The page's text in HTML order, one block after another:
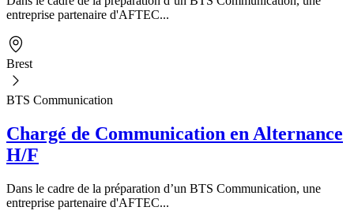
entreprise partenaire d'AFTEC...
Brest
BTS Communication
Chargé de Communication en Alternance
H/F
Dans le cadre de la préparation d’un BTS Communication, une
entreprise partenaire d'AFTEC...